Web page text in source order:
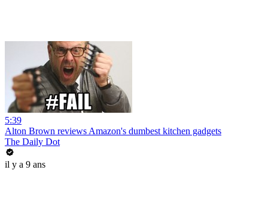
5:39
Alton Brown reviews Amazon's dumbest kitchen gadgets
The Daily Dot
il y a 9 ans